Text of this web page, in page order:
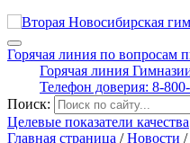
Горячая линия по вопросам
Горячая линия
Телефон доверия: 8-
Поиск:
Целевые показатели качества
Главная страница /Новости /